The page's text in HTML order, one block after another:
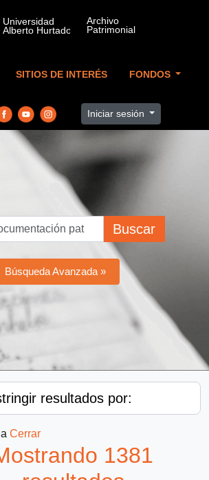
SITIOS DE INTERÉS FONDOS
Iniciar sesión
Buscar
Búsqueda Avanzada »
resultados por:
Cerrar
1381